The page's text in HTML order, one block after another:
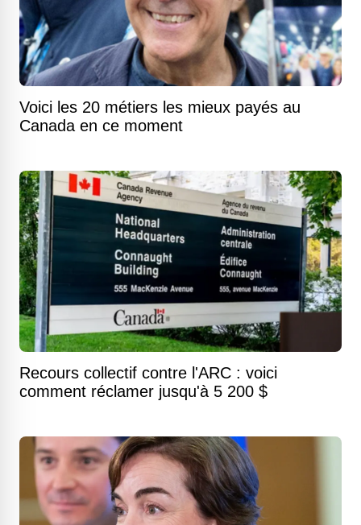
Voici les 20 métiers les mieux payés au
Canada en ce moment
Recours collectif contre l'ARC : voici
comment réclamer jusqu'à 5 200 $